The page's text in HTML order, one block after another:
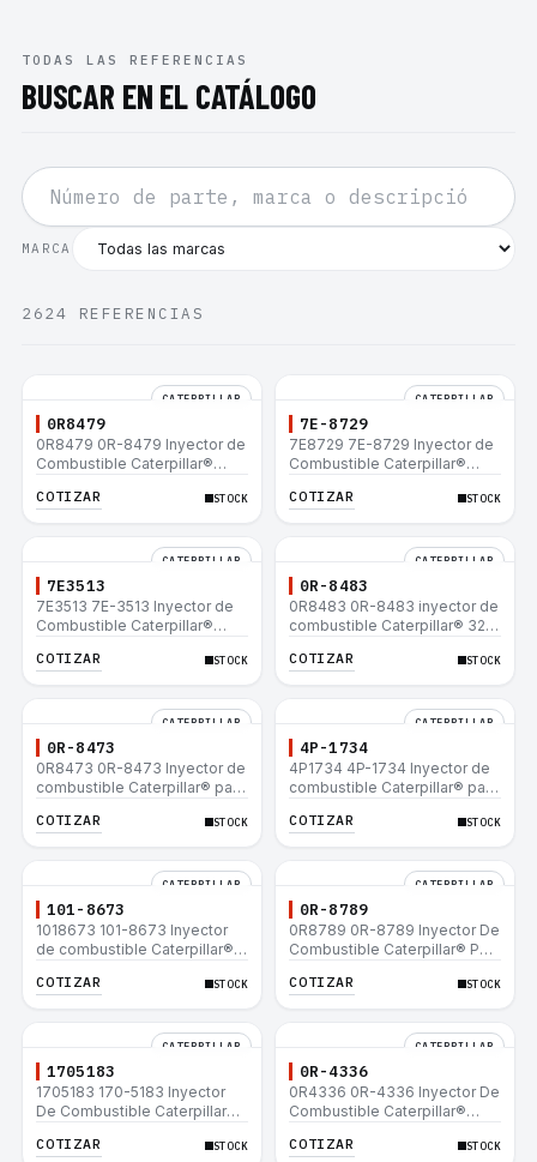
TODAS LAS REFERENCIAS
BUSCAR EN EL CATÁLOGO
MARCA
2624 REFERENCIAS
CATERPILLAR
0R8479
0R8479 0R-8479 Inyector de
Combustible Caterpillar®
IT14B 910E
COTIZAR STOCK
CATERPILLAR
7E-8729
7E8729 7E-8729 Inyector de
Combustible Caterpillar®
IT14B 910E
COTIZAR STOCK
CATERPILLAR
7E3513
7E3513 7E-3513 Inyector de
Combustible Caterpillar®
IT14B 910E
COTIZAR STOCK
CATERPILLAR
0R-8483
0R8483 0R-8483 inyector de
combustible Caterpillar® 320
320N 320-A S IT18F IT28F
COTIZAR STOCK
CATERPILLAR
0R-8473
0R8473 0R-8473 Inyector de
combustible Caterpillar® para
COTIZAR STOCK
CATERPILLAR
4P-1734
4P1734 4P-1734 Inyector de
combustible Caterpillar® para
COTIZAR STOCK
CATERPILLAR
101-8673
1018673 101-8673 Inyector
de combustible Caterpillar®
COTIZAR STOCK
CATERPILLAR
0R-8789
0R8789 0R-8789 Inyector De
Combustible Caterpillar® PM-
RM-350 SM-350
COTIZAR STOCK
CATERPILLAR
1705183
1705183 170-5183 Inyector
De Combustible Caterpillar®
12H 140G 950B
COTIZAR STOCK
CATERPILLAR
0R-4336
0R4336 0R-4336 Inyector De
Combustible Caterpillar®
12H 140G 950B
COTIZAR STOCK